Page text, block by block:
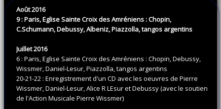
Août 2016
9 : Paris, Eglise Sainte Croix des Amréniens : Chopin,
C.Schumann, Debussy, Albeniz, Piazzolla, tangos argentins
Juillet 2016
6 : Paris, Eglise Sainte Croix des Amréniens : Chopin, Debussy,
Wissmer, Daniel-Lesur, Piazzolla, tangos argentins
20-21-22 : Enregistrement d'un CD avec les oeuvres de Pierre
Wissmer, Daniel-Lesur, Alice R LEsur et Debussy (avec le soutien
de l'Action Musicale Pierre Wissmer)